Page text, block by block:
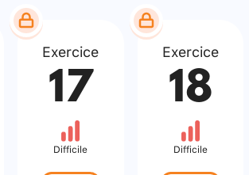
Exercice
17
Difficile
Exercice
18
Difficile